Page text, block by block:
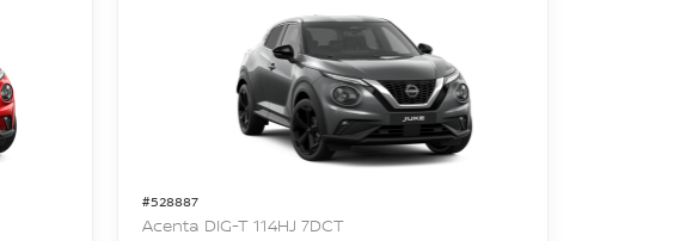
#528887
Acenta DIG-T 114HJ 7DCT